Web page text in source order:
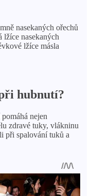
nasekaných ořechů
lžíce nasekaných
lžíce másla
hubnutí?
nejen
zdravé tuky, vlákninu
při spalování tuků a